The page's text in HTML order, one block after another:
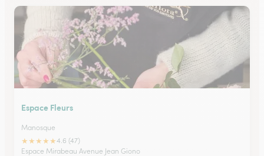
Espace Fleurs
Manosque
★★★★★4.6 (47)
Espace Mirabeau Avenue Jean Giono